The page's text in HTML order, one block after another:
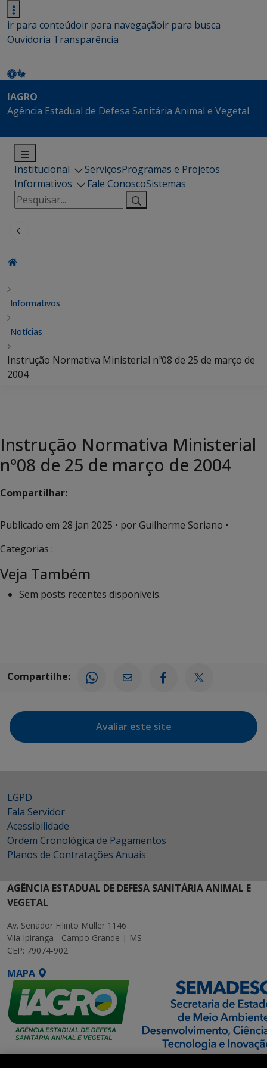
ir para conteúdoir para navegaçãoir para busca
Ouvidoria Transparência
IAGRO
Agência Estadual de Defesa Sanitária Animal e Vegetal
Institucional ServiçosProgramas e Projetos
Informativos
Fale ConoscoSistemas
Pesquisar
por:
Informativos
Notícias
Instrução Normativa Ministerial nº08 de 25 de março de
2004
Instrução Normativa Ministerial
nº08 de 25 de março de 2004
Compartilhar:
Publicado em 28 jan 2025 • por Guilherme Soriano •
Categorias :
Veja Também
Sem posts recentes disponíveis.
Compartilhe:
Avaliar este site
LGPD
Fala Servidor
Acessibilidade
Ordem Cronológica de Pagamentos
Planos de Contratações Anuais
AGÊNCIA ESTADUAL DE DEFESA SANITÁRIA ANIMAL E
VEGETAL
Av. Senador Filinto Muller 1146
Vila Ipiranga - Campo Grande | MS
CEP: 79074-902
MAPA